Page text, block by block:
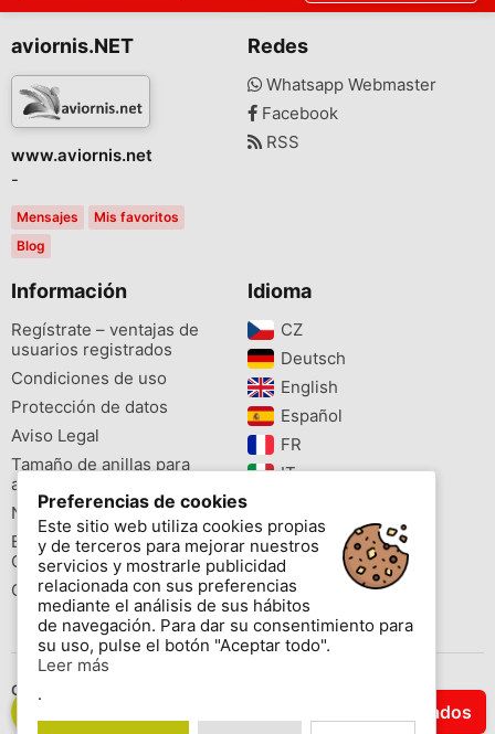
Filtrar Resultados
aviornis.NET
www.aviornis.net
-
Mensajes
Mis favoritos
Blog
Redes
Whatsapp Webmaster
Facebook
RSS
Información
Regístrate – ventajas de
usuarios registrados
Condiciones de uso
Protección de datos
Aviso Legal
Tamaño de anillas para
aves
Newsletter
Buscador de especies
Cites
Colores de las anillas
Idioma
CZ‎
Deutsch‎
English‎
Español‎
FR‎
IT‎
PL‎
PT‎
Preferencias de cookies
Este sitio web utiliza cookies propias
y de terceros para mejorar nuestros
servicios y mostrarle publicidad
relacionada con sus preferencias
mediante el análisis de sus hábitos
de navegación. Para dar su consentimiento para
su uso, pulse el botón "Aceptar todo".
Leer más
.
Contáctenos
Copyright © 2026 www.aviornis.net Tablón de anuncios gratis.